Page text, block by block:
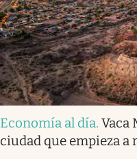
Economía al día. Vaca
ciudad que empieza a